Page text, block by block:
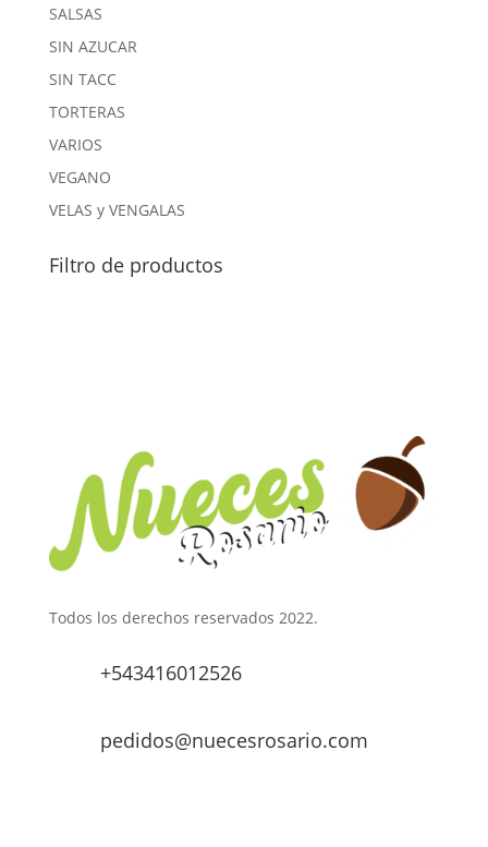
SALSAS
SIN AZUCAR
SIN TACC
TORTERAS
VARIOS
VEGANO
VELAS y VENGALAS
Filtro de productos
Todos los derechos reservados 2022.
+543416012526
pedidos@nuecesrosario.com